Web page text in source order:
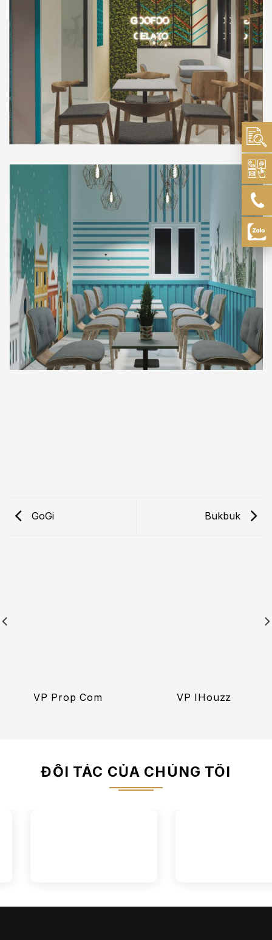
GoGi Bukbuk
VP Prop Com VP IHouzz
ĐỐI TÁC CỦA CHÚNG TÔI